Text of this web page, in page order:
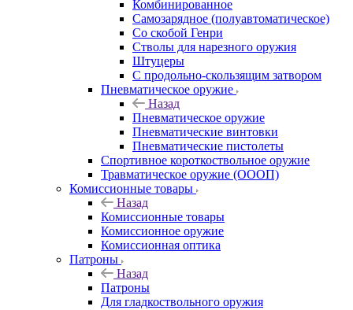
Комбинированное
Самозарядное (полуавтоматическое)
Со скобой Генри
Стволы для нарезного оружия
Штуцеры
С продольно-скользящим затвором
Пневматическое оружие
Назад
Пневматическое оружие
Пневматические винтовки
Пневматические пистолеты
Спортивное короткоствольное оружие
Травматическое оружие (ОООП)
Комиссионные товары
Назад
Комиссионные товары
Комиссионное оружие
Комиссионная оптика
Патроны
Назад
Патроны
Для гладкоствольного оружия